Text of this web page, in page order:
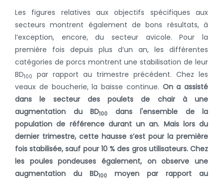
Les figures relatives aux objectifs spécifiques aux
secteurs montrent également de bons résultats, à
l’exception, encore, du secteur avicole. Pour la
première fois depuis plus d’un an, les différentes
catégories de porcs montrent une stabilisation de leur
BD100
par rapport au trimestre précédent. Chez les
veaux de boucherie, la baisse continue. On a assisté
dans le secteur des poulets de chair à une
augmentation du BD100
dans l'ensemble de la
population de référence durant un an. Mais lors du
dernier trimestre, cette hausse s’est pour la première
fois stabilisée, sauf pour 10 % des gros utilisateurs. Chez
les poules pondeuses également, on observe une
augmentation du BD100
moyen par rapport au